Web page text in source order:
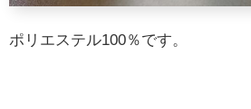
ポリエステル100％です。